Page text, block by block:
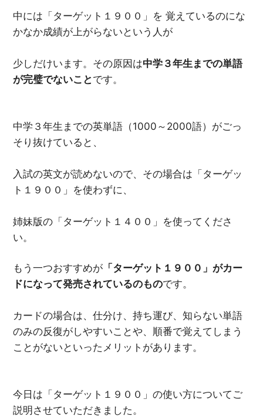
中には「ターゲット１９００」を 覚えているのにな
かなか成績が上がらないという人が
少しだけいます。その原因は中学３年生までの単語
が完璧でないこと です。
中学３年生までの英単語（1000～2000語）がごっ
そり抜けていると、
入試の英文が読めないので、その場合は「ターゲッ
ト１９００」を使わずに、
姉妹版の「ターゲット１４００」を使ってくださ
い。
もう一つおすすめが 「ターゲット１９００」がカー
ドになって発売されているのものです。
カードの場合は、仕分け、持ち運び、知らない単語
のみの反復がしやすいことや、順番で覚えてしまう
ことがないといったメリットがあります。
今日は「ターゲット１９００」の使い方についてご
説明させていただきました。